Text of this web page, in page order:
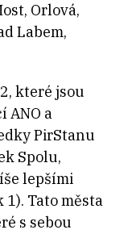
Orlová,
Labem,
které jsou
ANO a
PirStanu
Spolu,
lepšími
1). Tato města
s sebou